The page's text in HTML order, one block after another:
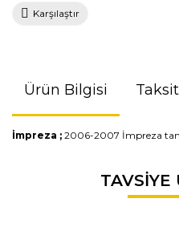
Karşılaştır
Ürün Bilgisi
İmpreza ; 2006-2007 İmpreza
Bu ürünün fiyat bilgisi, resim,
konularda yetersizTAVSİYE